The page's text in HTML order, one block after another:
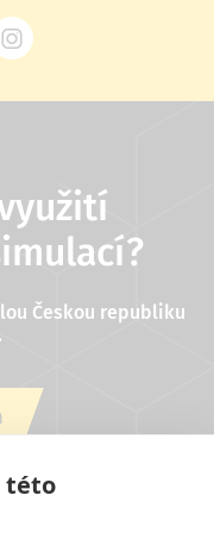
této
Českou republiku
254 554